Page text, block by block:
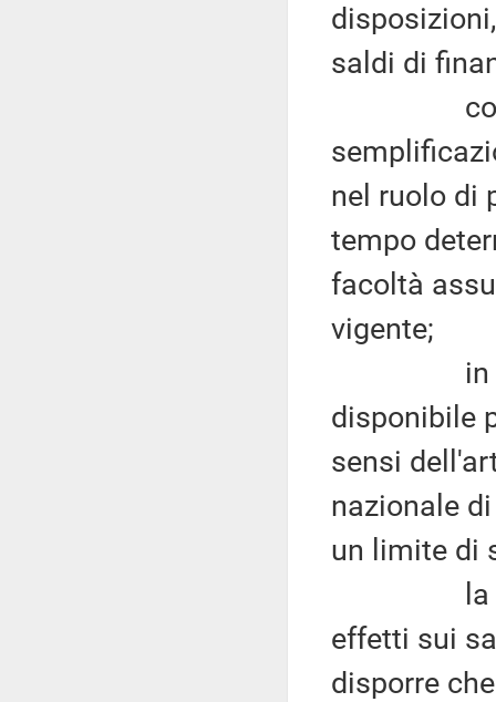
saldi di
con
nel ruolo di
tempo
facoltà
vigente;
in
disponibile
sensi
nazionale
un limite di
la
effetti sui
disporre